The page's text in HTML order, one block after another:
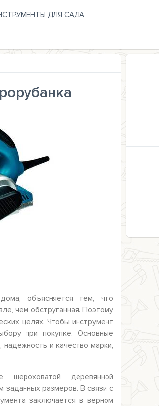
ДЛЯ САДА
объясняется тем, что
чем обструганная. Поэтому
целях. Чтобы инструмент
при покупке. Основные
и качество марки,
шероховатой деревянной
заданных размеров. В связи с
заключается в верном